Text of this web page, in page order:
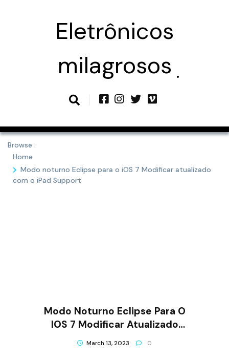
Eletrônicos
milagrosos
Browse :
Home
Modo noturno Eclipse para o iOS 7 Modificar atualizado
com o iPad Support
Modo Noturno Eclipse Para O
IOS 7 Modificar Atualizado
Com O IPad Support
March 13, 2023 0